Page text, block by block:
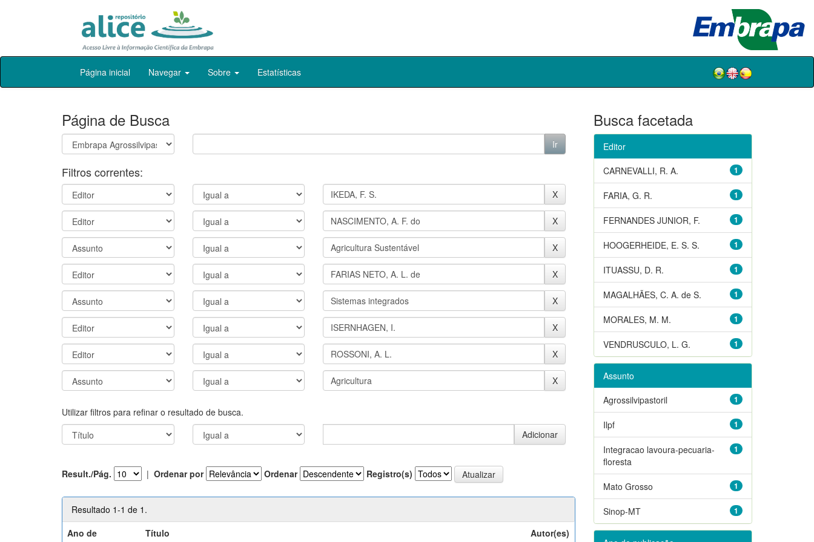
Skip
Página inicial Navegar Sobre Estatísticas
Página de Busca
Filtros correntes:
Utilizar filtros para refinar o resultado de busca.
Result./Pág. | Ordenar por Ordenar Registro(s)
Resultado 1-1 de 1.
Ano de
Título Autor(es)
Busca facetada
Editor
1
CARNEVALLI, R. A.
1
FARIA, G. R.
1
FERNANDES JUNIOR, F.
1
HOOGERHEIDE, E. S. S.
1
ITUASSU, D. R.
1
MAGALHÃES, C. A. de S.
1
MORALES, M. M.
1
VENDRUSCULO, L. G.
Assunto
1
Agrossilvipastoril
1
Ilpf
1
Integracao lavoura-pecuaria-
floresta
1
Mato Grosso
1
Sinop-MT